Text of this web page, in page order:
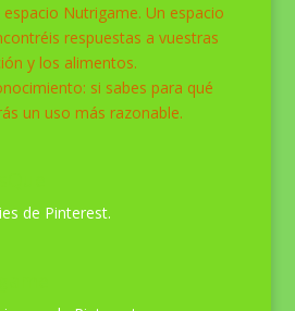
espacio Nutrigame. Un espacio
respuestas a vuestras
y los alimentos.
si sabes para qué
un uso más razonable.
de Pinterest.